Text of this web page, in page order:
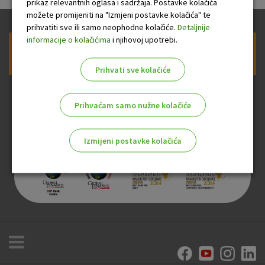
možete promijeniti na "Izmjeni postavke kolačića" te
prihvatiti sve ili samo neophodne kolačiće. Detaljnije
informacije o kolačićima i njihovoj upotrebi.
Prihvati sve kolačiće
Prihvaćam samo nužne kolačiće
Izmijeni postavke kolačića
Nužni kolačići
Analitički kolačići